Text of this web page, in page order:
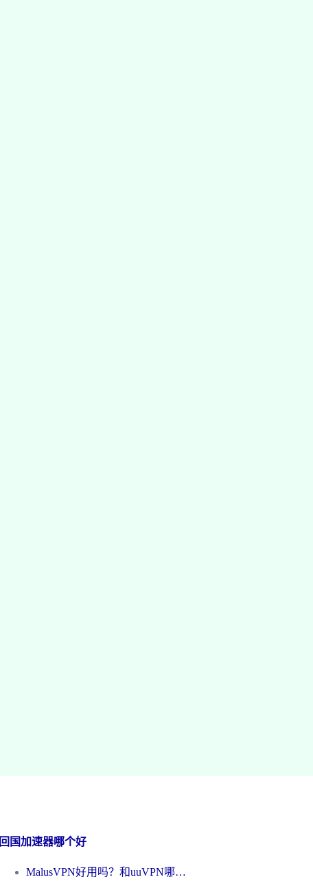
回国加速器哪个好
MalusVPN好用吗？和uuVPN哪个好？海外党无缝访问国内资源的真实对比与选择指南